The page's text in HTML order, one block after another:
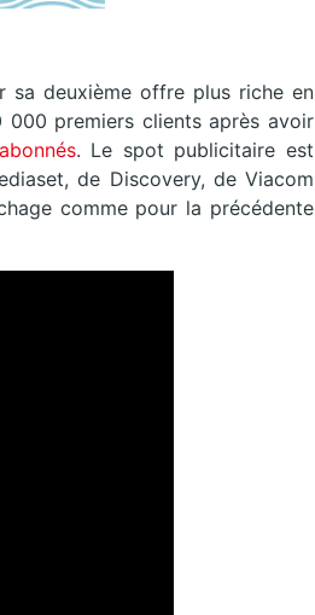
sa deuxième offre plus riche en
000 premiers clients après avoir
. Le spot publicitaire est
de Discovery, de Viacom
comme pour la précédente